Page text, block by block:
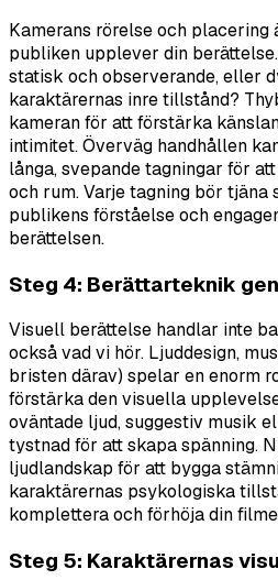
Kamerans rörelse och placering
publiken upplever din
statisk och observerande, eller
karaktärernas inre tillstånd?
kameran för att förstärka
intimitet. Överväg handhållen
långa, svepande tagningar för
och rum. Varje tagning bör tjäna
publikens förståelse och
berättelsen.
Steg 4: Berättarteknik
Visuell berättelse handlar inte
också vad vi hör. Ljuddesign,
bristen därav) spelar en enorm
förstärka den visuella
oväntade ljud, suggestiv musik
tystnad för att skapa spänning.
ljudlandskap för att bygga
karaktärernas psykologiska
komplettera och förhöja din
Steg 5: Karaktärernas